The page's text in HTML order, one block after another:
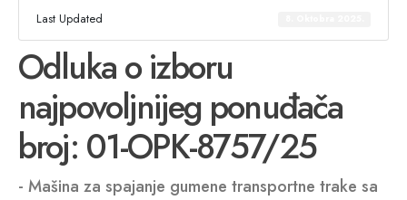
Last Updated
Odluka o izboru
najpovoljnijeg ponuđača
broj: 01-OPK-8757/25
- Mašina za spajanje gumene transportne trake sa